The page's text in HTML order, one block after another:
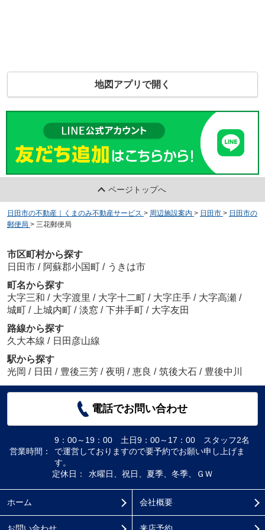
地図アプリで開く
ページトップへ
日田市の不動産｜くまのみ不動産サービス > 周辺施設案内 > 日田市 > 日田市の
郵便局 > 三花郵便局
市区町村から探す
日田市 / 阿蘇郡小国町 / うきは市
町名から探す
大字三和 / 大字渡里 / 大字十二町 / 大字庄手 / 大字高瀬 /
城町 / 上城内町 / 淡窓 / 下井手町 / 大字友田
路線から探す
久大本線 / 日田彦山線
駅から探す
光岡 / 日田 / 豊後三芳 / 夜明 / 恵良 / 筑後大石 / 豊後中川
電話でお問い合わせ
営業時間：
9：00～19：00 土日9：00～17：00 スタッフ2名
で運営しておりますので要予約でお願い申し上げま
す。
定休日：
水曜日、祝日、夏季、冬季、ＧＷ
ホーム 会社概要